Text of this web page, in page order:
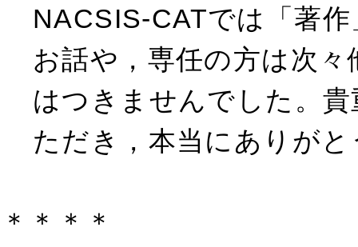
NACSIS-CATでは「著
お話や，専任の方は次
はつきませんでした。
ただき，本当にありが
＊＊＊＊